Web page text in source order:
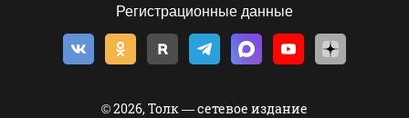
Регистрационные данные
© 2026, Толк — сетевое издание